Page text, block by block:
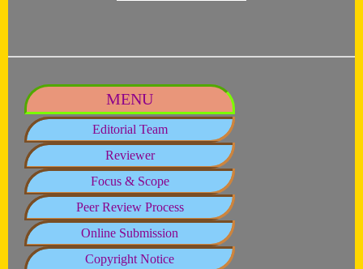
MENU
Editorial Team
Reviewer
Focus & Scope
Peer Review Process
Online Submission
Copyright Notice